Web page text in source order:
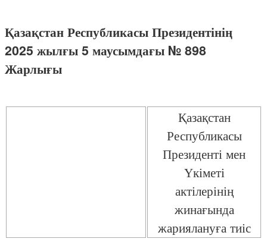
Қазақстан Республикасы Президентінің
2025 жылғы 5 маусымдағы № 898
Жарлығы
Қазақстан
Республикасы
Президенті мен
Үкіметі
актілерінің
жинағында
жариялануға тиіс